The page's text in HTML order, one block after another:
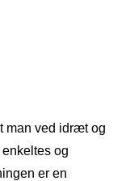
man ved idræt og
og
er en